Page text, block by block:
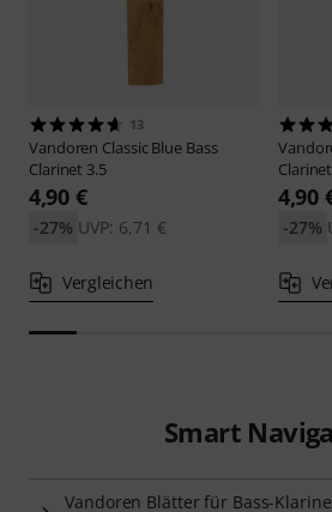
13
Vandoren Classic Blue Bass
Clarinet 3.5
4,90 €
UVP: 6,71 €
-27%
Vergleichen
4,90
-27%
Smart
Vandoren Blätter für Bass-